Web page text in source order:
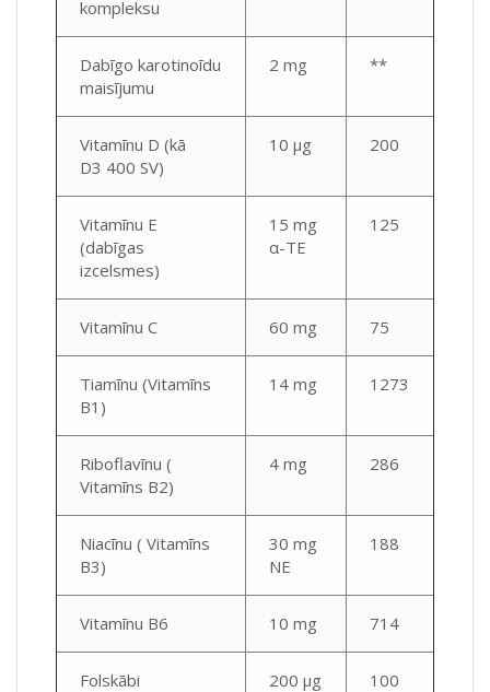
kompleksu
Dabīgo karotinoīdu
maisījumu
2 mg **
Vitamīnu D (kā
D3 400 SV)
10 μg 200
Vitamīnu E
(dabīgas
izcelsmes)
15 mg
α-TE
125
Vitamīnu C 60 mg 75
Tiamīnu (Vitamīns
B1)
14 mg 1273
Riboflavīnu (
Vitamīns B2)
4 mg 286
Niacīnu ( Vitamīns
B3)
30 mg
NE
188
Vitamīnu B6 10 mg 714
Folskābi 200 μg 100